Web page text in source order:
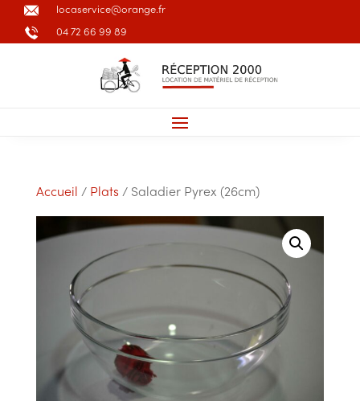
locaservice@orange.fr
04 72 66 99 89
Accueil / Plats / Saladier Pyrex (26cm)